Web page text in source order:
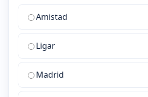
¿Cuál
la
mejor
sala
chat
Amistad
Ligar
Madrid